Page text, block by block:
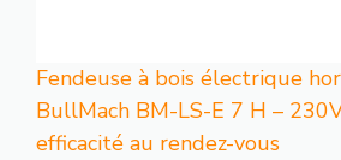
Fendeuse à bois électrique
BullMach BM-LS-E 7 H –
efficacité au rendez-vous